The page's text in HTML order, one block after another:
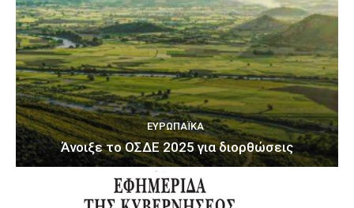
ΕΥΡΩΠΑΪΚΆ
Άνοιξε το ΟΣΔΕ 2025 για διορθώσεις